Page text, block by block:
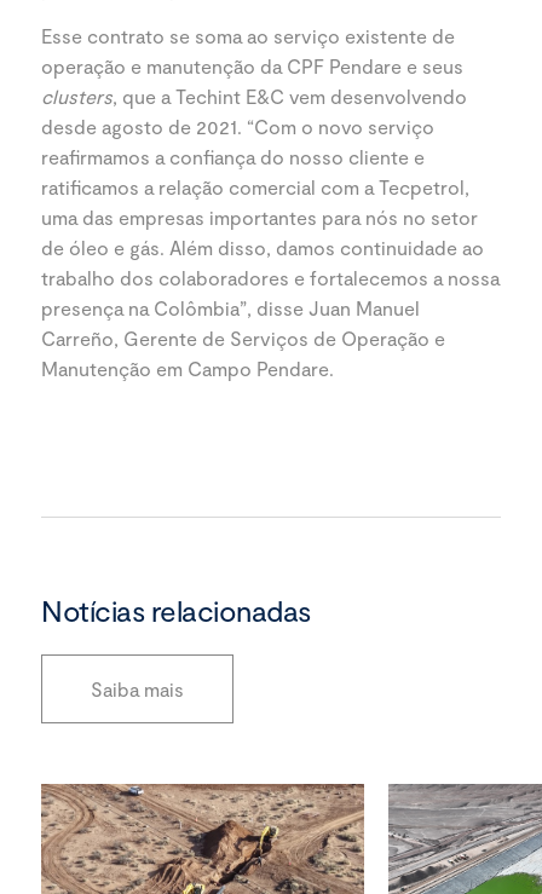
Esse contrato se soma ao serviço existente de
operação e manutenção da CPF Pendare e seus
clusters, que a Techint E&C vem desenvolvendo
desde agosto de 2021. “Com o novo serviço
reafirmamos a confiança do nosso cliente e
ratificamos a relação comercial com a Tecpetrol,
uma das empresas importantes para nós no setor
de óleo e gás. Além disso, damos continuidade ao
trabalho dos colaboradores e fortalecemos a nossa
presença na Colômbia”, disse Juan Manuel
Carreño, Gerente de Serviços de Operação e
Manutenção em Campo Pendare.
Notícias relacionadas
Saiba mais